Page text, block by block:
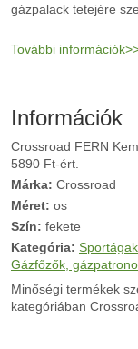
gázpalack tetejére
További
Információk
Crossroad FERN
5890 Ft-ért.
Márka: Crossroad
Méret: os
Szín: fekete
Kategória: Sportágak
Gázfőzők,
Minőségi termékek
kategóriában